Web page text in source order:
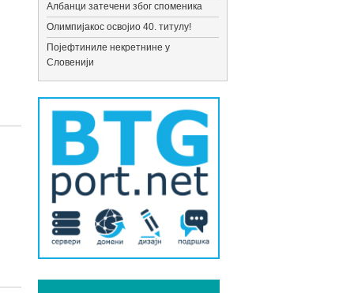
Албанци затечени због споменика
Олимпијакос освојио 40. титулу!
Појефтиниле некретнине у
Словенији